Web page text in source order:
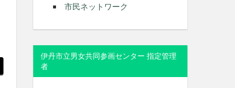
市民ネットワーク
伊丹市立男女共同参画センター 指定管理
者